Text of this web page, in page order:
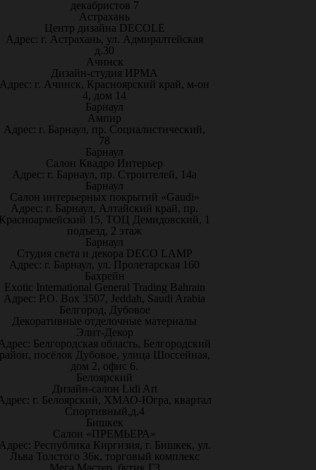
декабристов 7
Астрахань
Центр дизайна DECOLE
Адрес: г. Астрахань, ул. Адмиралтейская
д.30
Ачинск
Дизайн-студия ИРМА
Адрес: г. Ачинск, Красноярский край, м-он
4, дом 14
Барнаул
Ампир
Адрес: г. Барнаул, пр. Социалистический,
78
Барнаул
Салон Квадро Интерьер
Адрес: г. Барнаул, пр. Строителей, 14а
Барнаул
Салон интерьерных покрытий «Gaudi»
Адрес: г. Барнаул, Алтайский край, пр.
15, ТОЦ Демидовский, 1
подъезд, 2 этаж
Барнаул
Студия света и декора DECO LAMP
Адрес: г. Барнаул, ул. Пролетарская 160
Бахрейн
Exotic International General Trading Bahrain
Адрес: P.O. Box 3507, Jeddah, Saudi Arabia
Белгород, Дубовое
Декоративные отделочные материалы
Элит-Декор
Белгородская область, Белгородский
посёлок Дубовое, улица Шоссейная,
дом 2, офис 6.
Белоярский
Дизайн-салон Lidi Art
г. Белоярский, ХМАО-Югра, квартал
Спортивный,д.4
Бишкек
Салон «ПРЕМЬЕРА»
Республика Киргизия, г. Бишкек, ул.
Льва Толстого 36к, торговый комплекс
Мега Мастер, бутик Г3